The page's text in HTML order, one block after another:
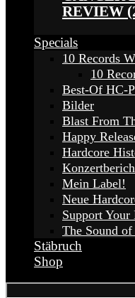
REVIEW
Specials
10 Records
10
Best-Of HC-
Bilder
Blast From
Happy
Hardcore
Mein Label!
Neue
Support Your
The Sound
Stäbruch
Shop